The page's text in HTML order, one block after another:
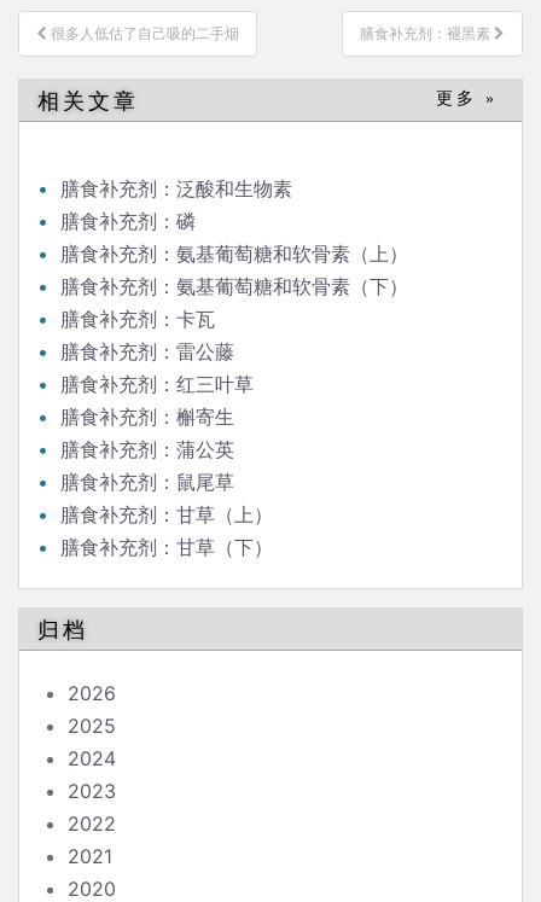
文
章
导
航
很多人低估了自己吸的二手烟 膳食补充剂：褪黑素
相关文章 更多 »
膳食补充剂：泛酸和生物素
膳食补充剂：磷
膳食补充剂：氨基葡萄糖和软骨素（上）
膳食补充剂：氨基葡萄糖和软骨素（下）
膳食补充剂：卡瓦
膳食补充剂：雷公藤
膳食补充剂：红三叶草
膳食补充剂：槲寄生
膳食补充剂：蒲公英
膳食补充剂：鼠尾草
膳食补充剂：甘草（上）
膳食补充剂：甘草（下）
归档
2026
2025
2024
2023
2022
2021
2020